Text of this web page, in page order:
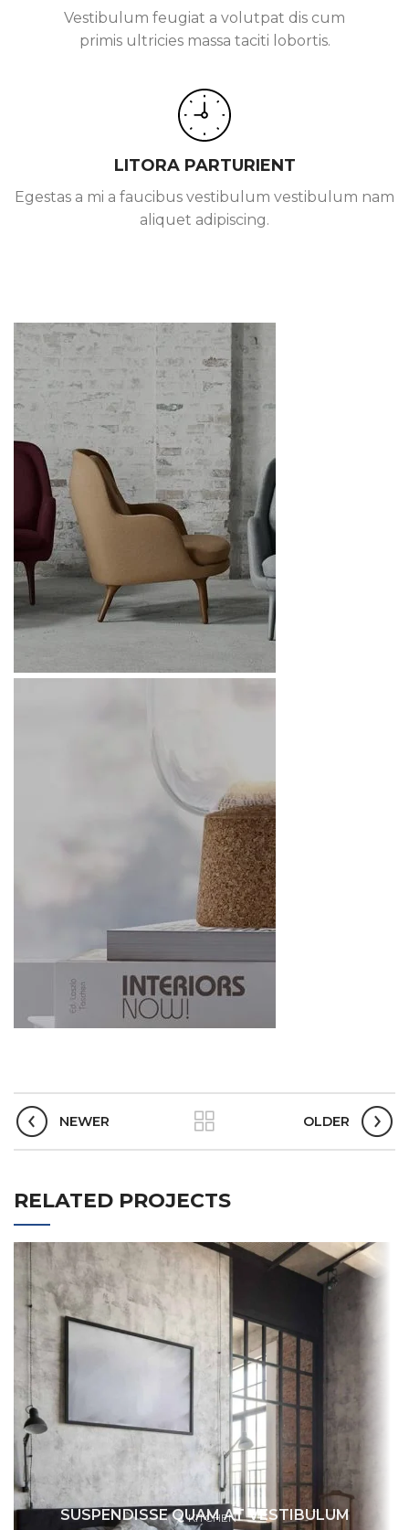
Vestibulum feugiat a volutpat dis cum
primis ultricies massa taciti lobortis.
LITORA PARTURIENT
Egestas a mi a faucibus vestibulum vestibulum nam
aliquet adipiscing.
NEWER OLDER
RELATED PROJECTS
KITCHEN
SUSPENDISSE QUAM AT VESTIBULUM